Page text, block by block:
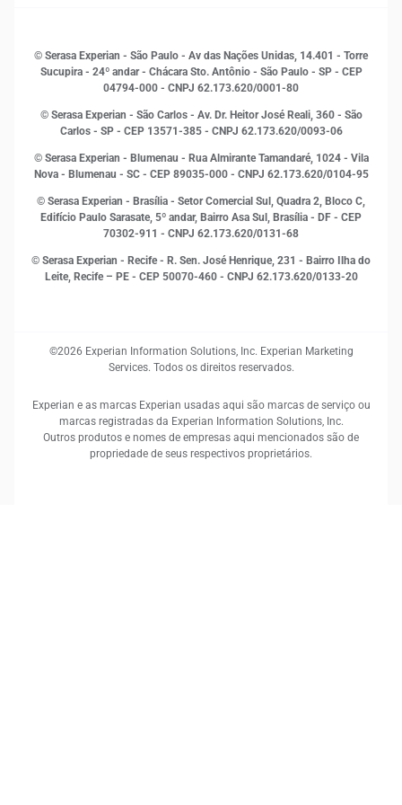
Inovação e Tecnologia
Leis e impostos
Marketing
Open Finance
Proteção de Dados
Sustentabilidade Corporativa
© Serasa Experian - São Paulo - Av das Nações Unidas, 14.401 - Torre
Sucupira - 24º andar - Chácara Sto. Antônio - São Paulo - SP - CEP
04794-000 - CNPJ 62.173.620/0001-80
© Serasa Experian - São Carlos - Av. Dr. Heitor José Reali, 360 - São
Carlos - SP - CEP 13571-385 - CNPJ 62.173.620/0093-06
© Serasa Experian - Blumenau - Rua Almirante Tamandaré, 1024 - Vila
Nova - Blumenau - SC - CEP 89035-000 - CNPJ 62.173.620/0104-95
© Serasa Experian - Brasília - Setor Comercial Sul, Quadra 2, Bloco C,
Edifício Paulo Sarasate, 5º andar, Bairro Asa Sul, Brasília - DF - CEP
70302-911 - CNPJ 62.173.620/0131-68
© Serasa Experian - Recife - R. Sen. José Henrique, 231 - Bairro Ilha do
Leite, Recife – PE - CEP 50070-460 - CNPJ 62.173.620/0133-20
©2026 Experian Information Solutions, Inc. Experian Marketing
Services. Todos os direitos reservados.
Experian e as marcas Experian usadas aqui são marcas de serviço ou
marcas registradas da Experian Information Solutions, Inc.
Outros produtos e nomes de empresas aqui mencionados são de
propriedade de seus respectivos proprietários.